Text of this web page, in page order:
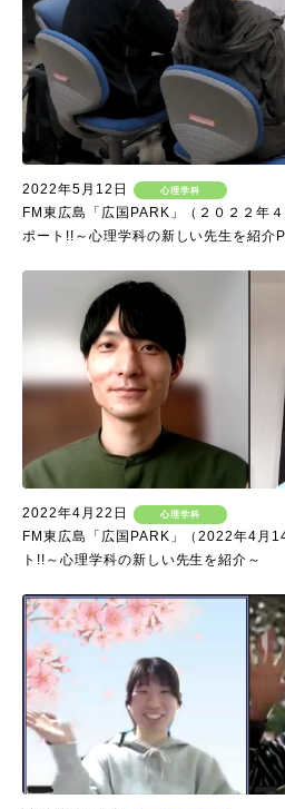
2022年5月12日 心理学科
FM東広島「広国PARK」（２０２２年
ポート!!～心理学科の新しい先生を紹介
2022年4月22日 心理学科
FM東広島「広国PARK」（2022年4月
ト!!～心理学科の新しい先生を紹介～